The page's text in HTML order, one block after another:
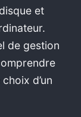
et
de gestion
d’un